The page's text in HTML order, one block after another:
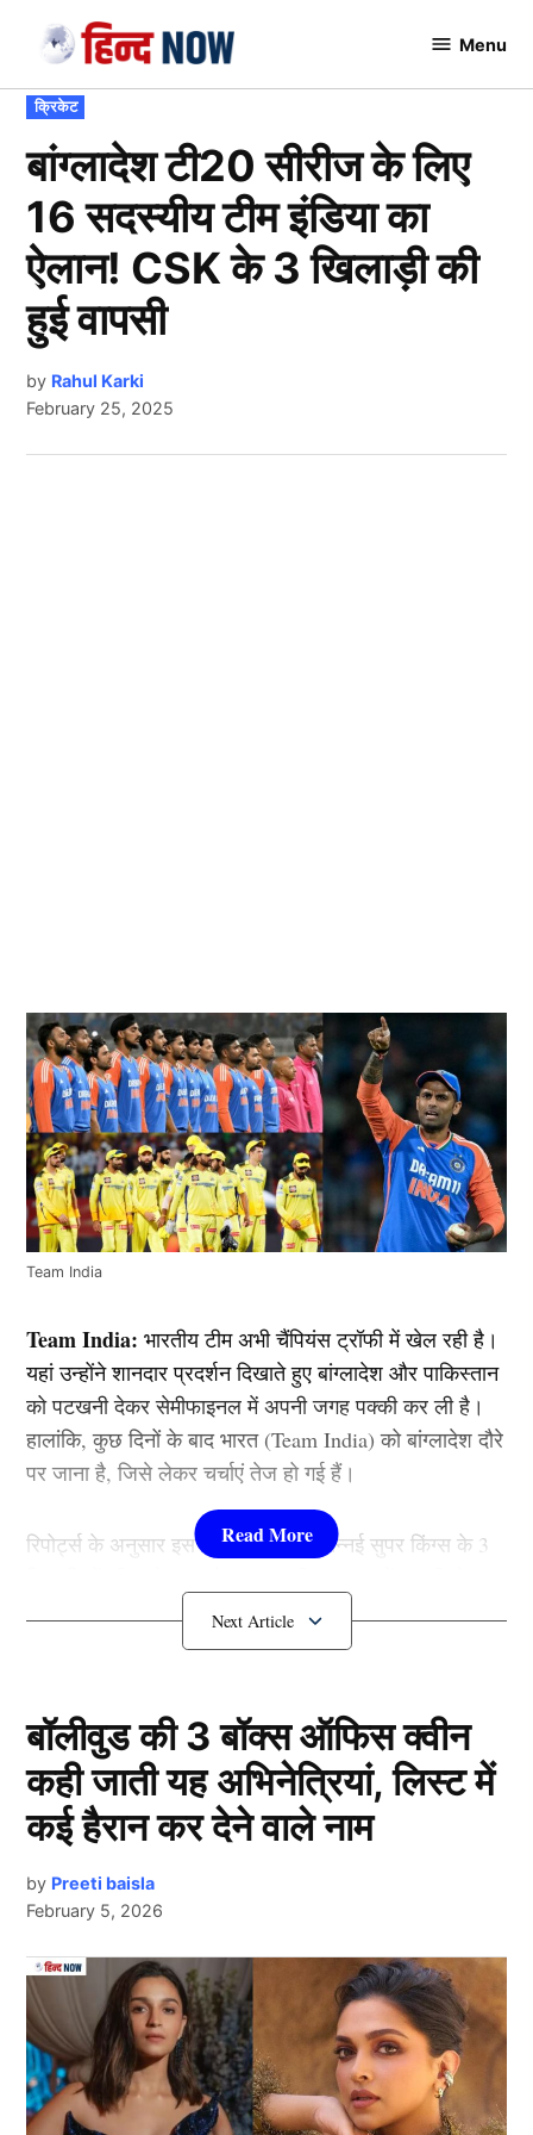
content
Menu
POSTED
IN
क्रिकेट
बांग्लादेश टी20 सीरीज के लिए
16 सदस्यीय टीम इंडिया का
ऐलान! CSK के 3 खिलाड़ी की
हुई वापसी
by Rahul Karki
February 25, 2025
Team India
Team India: भारतीय टीम अभी चैंपियंस ट्रॉफी में खेल रही है।
यहां उन्होंने शानदार प्रदर्शन दिखाते हुए बांग्लादेश और पाकिस्तान
को पटखनी देकर सेमीफाइनल में अपनी जगह पक्की कर ली है।
हालांकि, कुछ दिनों के बाद भारत (Team India) को बांग्लादेश दौरे
पर जाना है, जिसे लेकर चर्चाएं तेज हो गई हैं।
रिपोर्ट्स के अनुसार इस श्रृंखला के लिए चेन्नई सुपर किंग्स के 3
Team India
गौरतलब है कि भारत (Team India) को अगस्त 2025 में
बांग्लादेश दौरे पर जाना है, जहां दोनों देशों के बीच 3 मैचों की टी20
सीरीज खेली जाएगी। यह आईपीएल के बाद भारतीय टीम का पहला
Next Article
बॉलीवुड की 3 बॉक्स ऑफिस क्वीन
कही जाती यह अभिनेत्रियां, लिस्ट में
कई हैरान कर देने वाले नाम
by Preeti baisla
February 5, 2026